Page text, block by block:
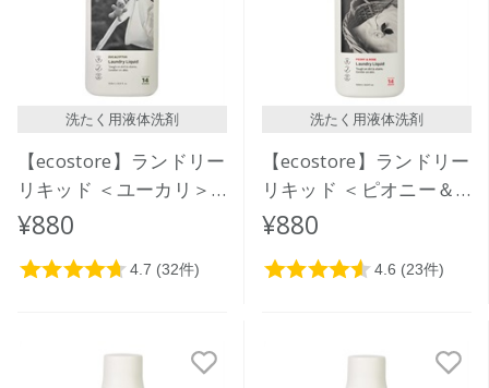
洗たく用液体洗剤
【ecostore】ランドリー
リキッド ＜ユーカリ＞
500mL
¥880
洗たく用液体洗剤
【ecostore】ランドリー
リキッド ＜ピオニー＆
ローズ＞ 500mL
¥880